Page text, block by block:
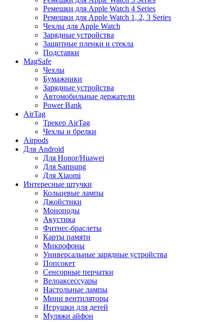
Ремешки для Apple Watch 4 Series
Ремешки для Apple Watch 1, 2, 3 Series
Чехлы для Apple Watch
Зарядные устройства
Защитные пленки и стекла
Подставки
MagSafe
Чехлы
Бумажники
Зарядные устройства
Автомобильные держатели
Power Bank
AirTag
Трекер AirTag
Чехлы и брелки
Airpods
Для Android
Для Honor/Huawei
Для Samsung
Для Xiaomi
Интересные штучки
Кольцевые лампы
Джойстики
Моноподы
Акустика
Фитнес-браслеты
Карты памяти
Микрофоны
Универсальные зарядные устройства
Попсокет
Сенсорные перчатки
Велоаксессуары
Настольные лампы
Мини вентиляторы
Игрушки для детей
Муляжи айфон